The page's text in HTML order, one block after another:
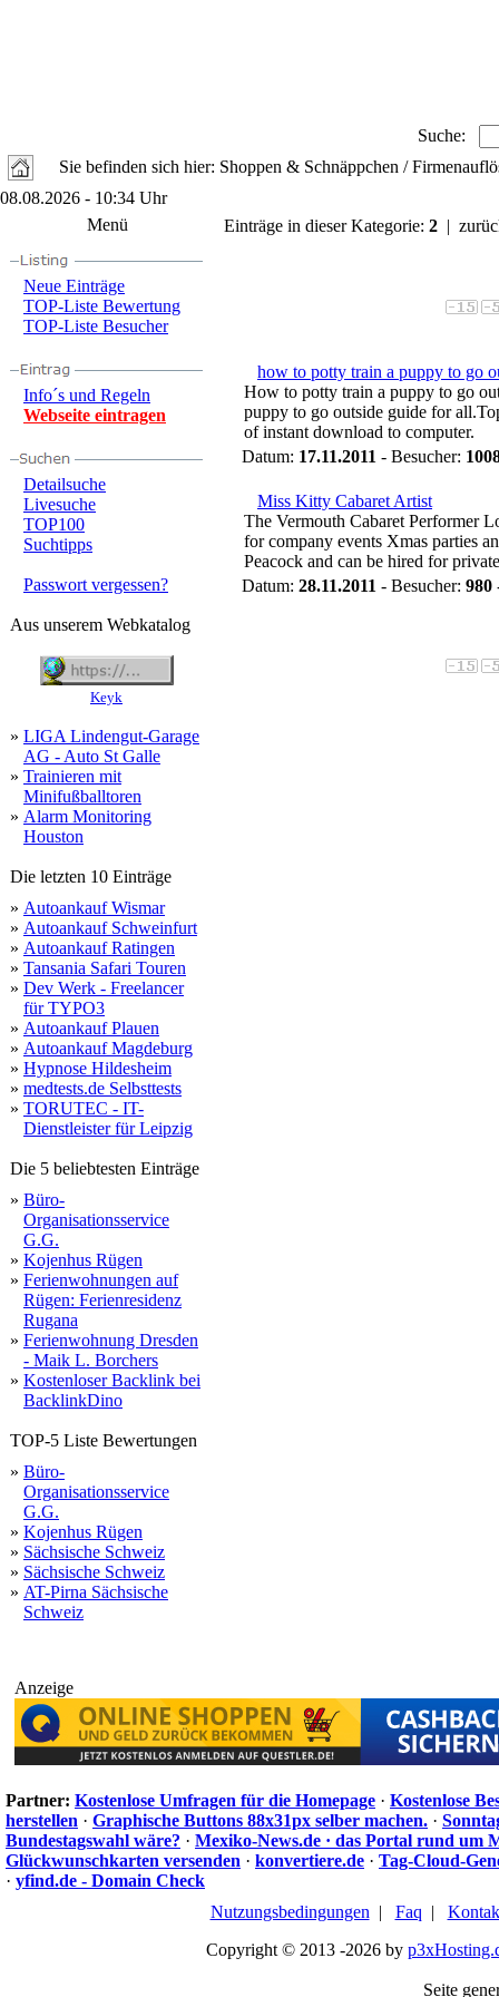
Suche:
Sie befinden sich hier: Shoppen & Schnäppchen /
08.08.2026 - 10:34 Uhr
Menü
Neue Einträge
TOP-Liste Bewertung
TOP-Liste Besucher
Info´s und Regeln
Webseite eintragen
Detailsuche
Livesuche
TOP100
Suchtipps
Passwort vergessen?
Aus unserem Webkatalog
Keyk
» LIGA Lindengut-Garage
AG - Auto St Galle
» Trainieren mit
Minifußballtoren
» Alarm Monitoring
Houston
Die letzten 10 Einträge
» Autoankauf Wismar
» Autoankauf Schweinfurt
» Autoankauf Ratingen
» Tansania Safari Touren
» Dev Werk - Freelancer
für TYPO3
» Autoankauf Plauen
» Autoankauf Magdeburg
» Hypnose Hildesheim
» medtests.de Selbsttests
» TORUTEC - IT-
Dienstleister für Leipzig
Die 5 beliebtesten Einträge
» Büro-
Organisationsservice
G.G.
» Kojenhus Rügen
» Ferienwohnungen auf
Rügen: Ferienresidenz
Rugana
» Ferienwohnung Dresden
- Maik L. Borchers
» Kostenloser Backlink bei
BacklinkDino
TOP-5 Liste Bewertungen
» Büro-
Organisationsservice
G.G.
» Kojenhus Rügen
» Sächsische Schweiz
» Sächsische Schweiz
» AT-Pirna Sächsische
Schweiz
Einträge in dieser Kategorie: 2 |
how to potty train a puppy to go
How to potty train a puppy to go
puppy to go outside guide for
of instant download to computer.
Datum: 17.11.2011 - Besucher:
Miss Kitty Cabaret Artist
The Vermouth Cabaret Performer
for company events Xmas parties
Peacock and can be hired for
Datum: 28.11.2011 - Besucher: 980
Anzeige
Partner: Kostenlose Umfragen für die Homepage · Kostenlose
herstellen · Graphische Buttons 88x31px selber machen. ·
Bundestagswahl wäre? · Mexiko-News.de · das Portal rund um
Glückwunschkarten versenden · konvertiere.de · Tag-Cloud-
· yfind.de - Domain Check
Nutzungsbedingungen | Faq |
Copyright © 2013 -2026 by
Seite